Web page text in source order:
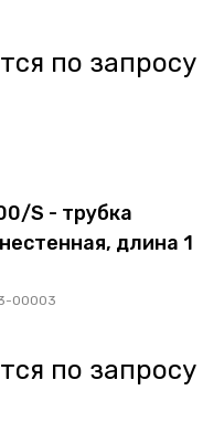
по запросу
S - трубка
длина 1
00003
по запросу